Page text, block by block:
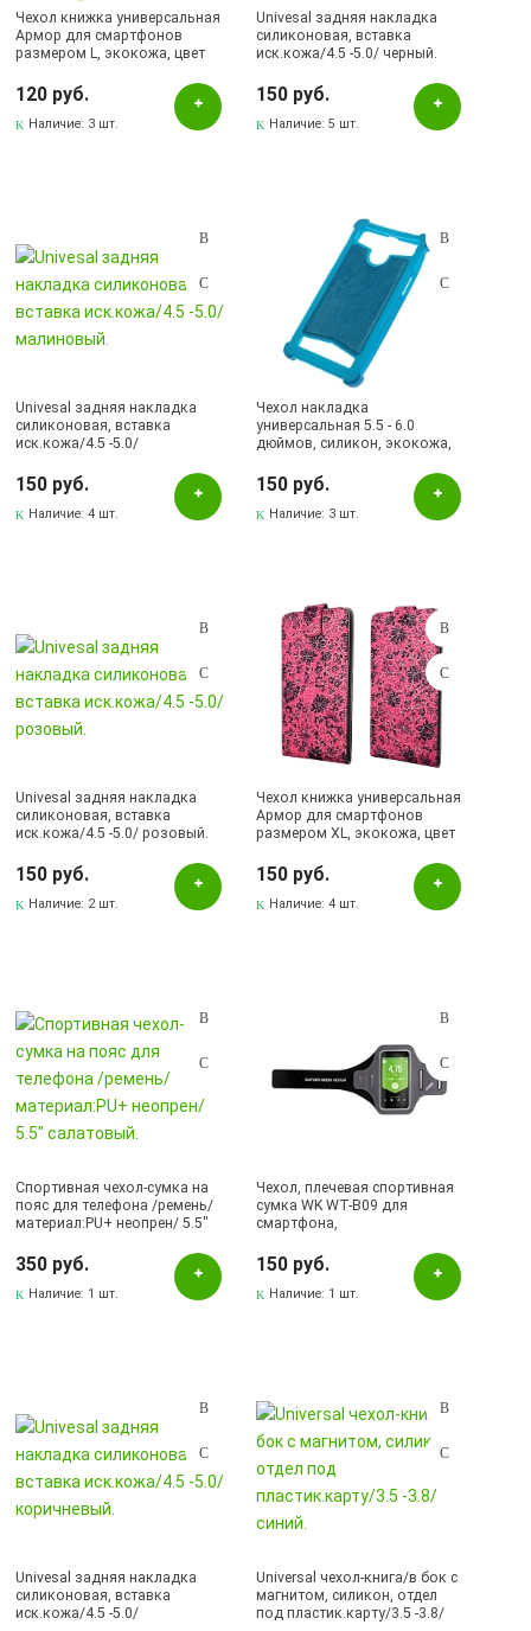
Чехол книжка универсальная
Армор для смартфонов
размером L, экокожа, цвет
120 руб.
Наличие: 3 шт.
Univesal задняя накладка
силиконовая, вставка
иск.кожа/4.5 -5.0/ черный.
150 руб.
Наличие:5 шт.
Univesal задняя накладка
силиконовая, вставка
иск.кожа/4.5 -5.0/
150 руб.
Наличие:4 шт.
Чехол накладка
универсальная 5.5 - 6.0
дюймов, силикон, экокожа,
150 руб.
Наличие: 3 шт.
Univesal задняя накладка
силиконовая, вставка
иск.кожа/4.5 -5.0/ розовый.
150 руб.
Наличие: 2 шт.
Чехол книжка универсальная
Армор для смартфонов
размером XL, экокожа, цвет
150 руб.
Наличие:4 шт.
Спортивная чехол-сумка на
пояс для телефона /ремень/
материал:PU+ неопрен/ 5.5"
350 руб.
Наличие: 1 шт.
Чехол, плечевая спортивная
сумка WK WT-B09 для
смартфона,
размер 4.75", цвет серый
150 руб.
Наличие: 1 шт.
Univesal задняя накладка
силиконовая, вставка
иск.кожа/4.5 -5.0/
Universal чехол-книга/в бок с
магнитом, силикон, отдел
под пластик.карту/3.5 -3.8/